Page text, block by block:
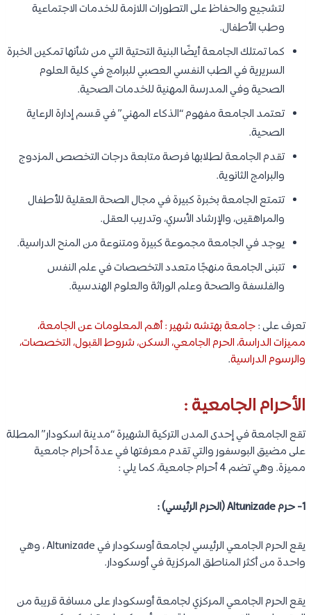
لتشجيع والحفاظ على التطورات اللازمة للخدمات الاجتماعية
وطب الأطفال.
كما تمتلك الجامعة أيضًا البنية التحتية التي من شأنها تمكين الخبرة
السريرية في الطب النفسي العصبي للبرامج في كلية العلوم
الصحية وفي المدرسة المهنية للخدمات الصحية.
تعتمد الجامعة مفهوم “الذكاء المهني” في قسم إدارة الرعاية
الصحية.
تقدم الجامعة لطلابها فرصة متابعة درجات التخصص المزدوج
والبرامج الثانوية.
تتمتع الجامعة بخبرة كبيرة في مجال الصحة العقلية للأطفال
والمراهقين، والإرشاد الأسري، وتدريب العقل.
يوجد في الجامعة مجموعة كبيرة ومتنوعة من المنح الدراسية.
تتبنى الجامعة منهجًا متعدد التخصصات في علم النفس
والفلسفة والصحة وعلم الوراثة والعلوم الهندسية.
تعرف على :جامعة بهتشه شهير : أهم المعلومات عن الجامعة،
مميزات الدراسة، الحرم الجامعي، السكن، شروط القبول، التخصصات،
والرسوم الدراسية.
الأحرام الجامعية :
تقع الجامعة في إحدى المدن التركية الشهيرة “مدينة اسكودار” المطلة
على مضيق البوسفور والتي تقدم معرفتها في عدة أحرام جامعية
مميزة. وهي تضم 4 أحرام جامعية، كما يلي :
1- حرم Altunizade (الحرم الرئيسي) :
يقع الحرم الجامعي الرئيسي لجامعة أوسكودار في Altunizade ، وهي
واحدة من أكثر المناطق المركزية في أوسكودار.
يقع الحرم الجامعي المركزي لجامعة أوسكودار على مسافة قريبة من